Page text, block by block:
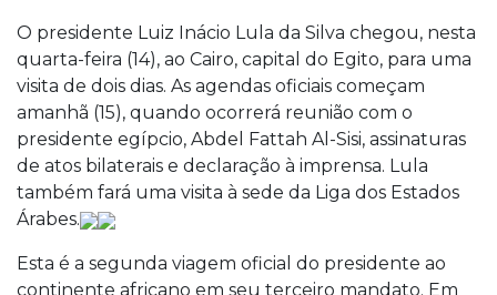
O presidente Luiz Inácio Lula da Silva chegou, nesta
quarta-feira (14), ao Cairo, capital do Egito, para uma
visita de dois dias. As agendas oficiais começam
amanhã (15), quando ocorrerá reunião com o
presidente egípcio, Abdel Fattah Al-Sisi, assinaturas
de atos bilaterais e declaração à imprensa. Lula
também fará uma visita à sede da Liga dos Estados
Árabes.
Esta é a segunda viagem oficial do presidente ao
continente africano em seu terceiro mandato. Em